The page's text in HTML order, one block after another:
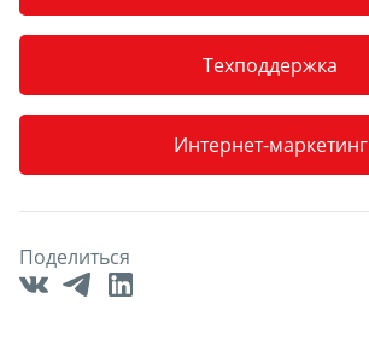
Техподдержка
Интернет-маркетинг
Поделиться